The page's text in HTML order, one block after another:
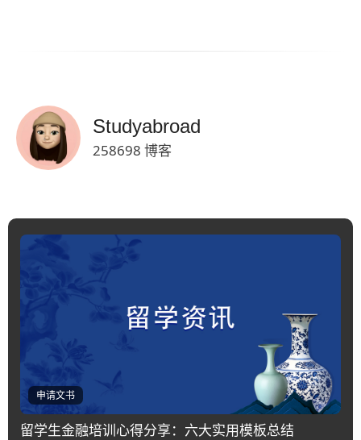
Studyabroad
258698 博客
申请文书
留学生金融培训心得分享：六大实用模板总结